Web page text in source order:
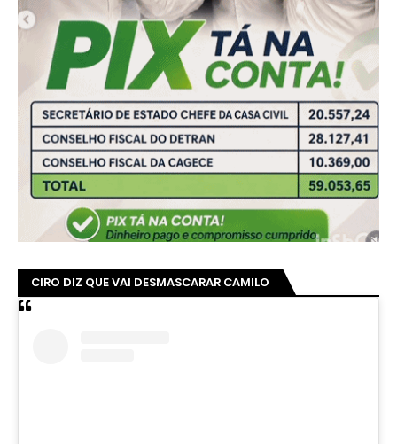
CIRO DIZ QUE VAI DESMASCARAR CAMILO